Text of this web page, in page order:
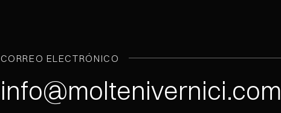
CORREO ELECTRÓNICO
info@moltenivernici.com